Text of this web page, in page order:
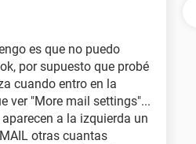
es que no puedo
por supuesto que probé
cuando entro en la
ver "More mail settings"...
a la izquierda un
otras cuantas